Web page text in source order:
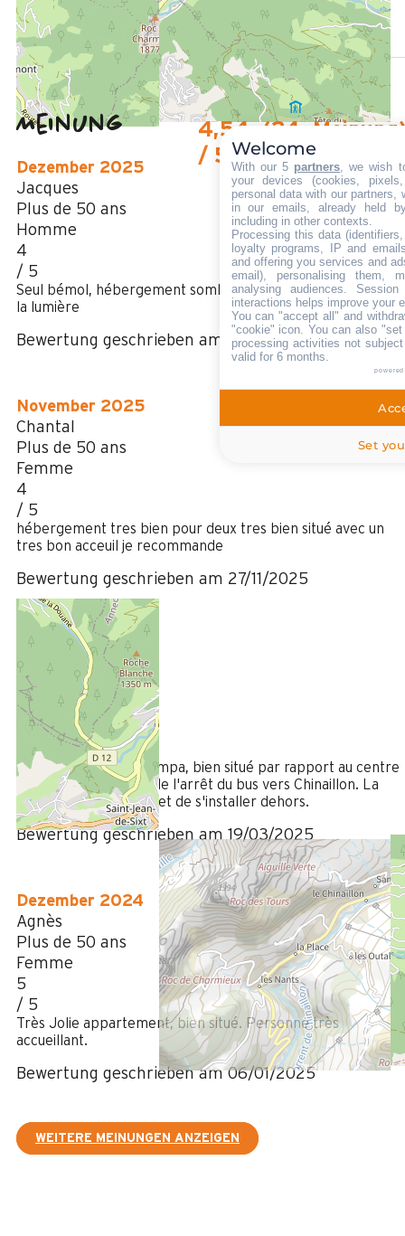
50 m
Des Stoppens Schiffchen im Sommer
Meinung
4,54
/ 5
(24 Meinung
Dezember 2025
Jacques
Plus de 50 ans
Homme
4
/ 5
Seul bémol, hébergement sombre quasi obligé de recourir à
la lumière
Bewertung geschrieben am 24/12/2025
November 2025
Chantal
Plus de 50 ans
Femme
4
/ 5
hébergement tres bien pour deux tres bien situé avec un
tres bon acceuil je recommande
Bewertung geschrieben am 27/11/2025
März 2025
Colette
Plus de 50 ans
Femme
/ 5
Petit appartement sympa, bien situé par rapport au centre
du Grand Bornand et de l'arrêt du bus vers Chinaillon. La
grande terrasse permet de s'installer dehors.
Bewertung geschrieben am 19/03/2025
Dezember 2024
Agnès
Plus de 50 ans
Femme
5
/ 5
Très Jolie appartement, bien situé. Personne très
accueillant.
Bewertung geschrieben am 06/01/2025
WEITERE MEINUNGEN ANZEIGEN
Welcome
With our 5 partners, we wish
your devices (cookies,
personal data with our partners,
in our emails, already held
including in other contexts.
Processing this data
loyalty programs, IP and
and offering you services and
email), personalising them,
analysing audiences.
interactions helps improve your
You can "accept all" and
"cookie" icon. You can also
processing activities not
valid for 6 months.
Set